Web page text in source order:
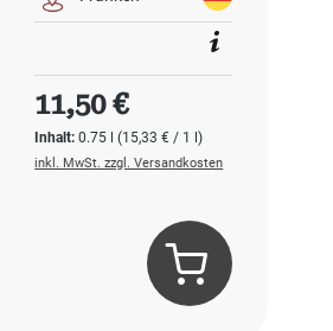
Inhalt:0.75 l(15,33 € / 1 l)
Regulärer Preis:
11,50 €
inkl. MwSt. zzgl. Versandkosten